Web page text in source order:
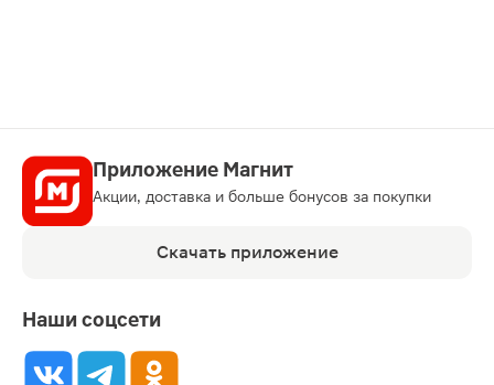
Приложение Магнит
Акции, доставка и больше бонусов за покупки
Скачать приложение
Наши соцсети